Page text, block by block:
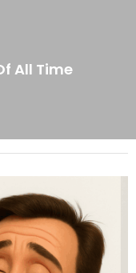
All Time